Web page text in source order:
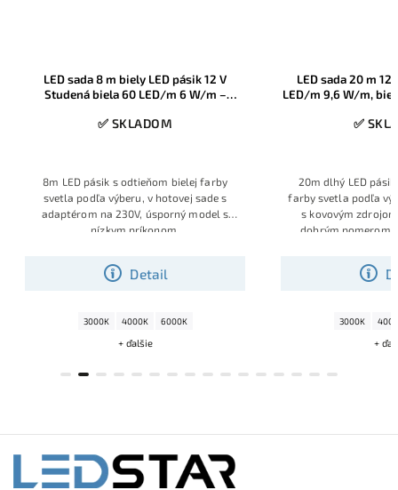
LED sada 20 m 12 V biely pásik 120
LED/m 9,6 W/m, biela na výber, svetlo s
✅ SKLADOM
Detail
20m dlhý LED pásik s odtieňom bielej
farby svetla podľa výberu, v hotovej sade
s kovovým zdrojom na 230V, pásik s
dobrým pomerom príkon, svietivosť,
3000K 4000K 6000K
+ ďalšie
LedStar sada 10m
12V 320LED/m
✅
10m dlhý COB
výberu bielej farby
s adaptérom na
pomerom príkon,
3000K
+